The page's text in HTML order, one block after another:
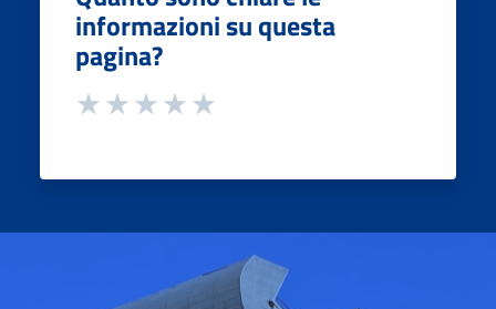
informazioni su questa
pagina?